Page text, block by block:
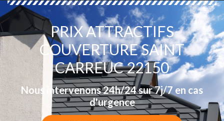
PRIX ATTRACTIFS
COUVERTURE SAINT
CARREUC 22150
Nous intervenons 24h/24 sur 7j/7 en cas
d'urgence